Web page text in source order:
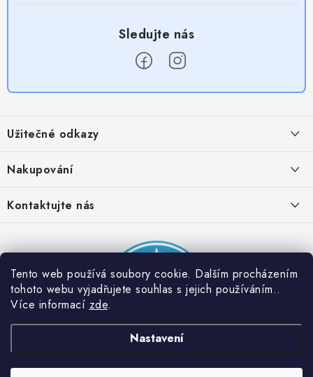
Tento web používá soubory cookie. Dalším procházením
tohoto webu vyjadřujete souhlas s jejich používáním..
Více informací zde.
Nastavení
p
a
Užitečné odkazy
Provizní systém
Partner stránek: Super plecháček
Nakupování
Podmínky akce 2 + 1 zdarma
Kontaktujte nás